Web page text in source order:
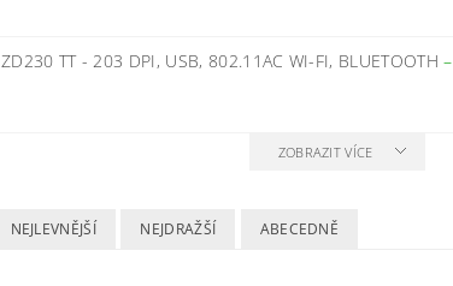
ZD230 TT - 203 DPI, USB, 802.11AC WI-FI, BLUETOOTH–
ZOBRAZIT VÍCE
NEJLEVNĚJŠÍ NEJDRAŽŠÍ ABECEDNĚ